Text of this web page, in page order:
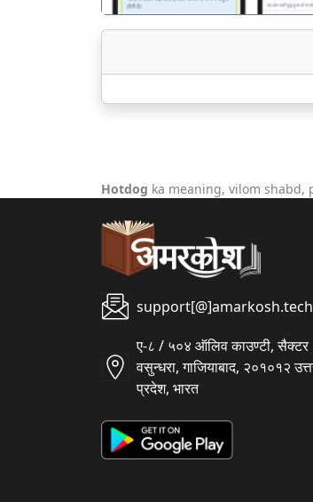
Hotdog ka meaning, vilom shabd,
support[@]amarkosh.tech
ए-८ / ५०४ ऑलिव काउण्टी, सैक्टर
वसुन्धरा, गाजियाबाद, २०१०१२
प्रदेश, भारत